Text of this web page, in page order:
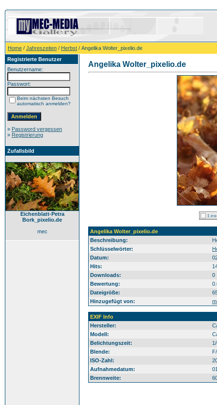
Home / Jahreszeiten / Herbst / Angelika Wolter_pixelio.de
Registrierte Benutzer
Benutzername:
Passwort:
Beim nächsten Besuch
automatisch anmelden?
» Password vergessen
» Registrierung
Zufallsbild
Eichenblatt-Petra
Bork_pixelio.de
mec
Angelika Wolter_pixelio.de
Angelika Wolter_pixelio.de
Beschreibung:
Schlüsselwörter:
Datum:
Hits:
Downloads:
0
Bewertung:
Dateigröße:
Hinzugefügt von:
EXIF Info
Hersteller:
Modell:
Belichtungszeit:
Blende:
ISO-Zahl:
Aufnahmedatum:
Brennweite: